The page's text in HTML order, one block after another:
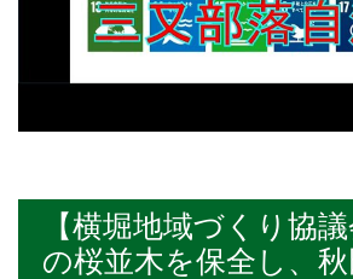
【横堀地域づくり協
の桜並木を保全し、